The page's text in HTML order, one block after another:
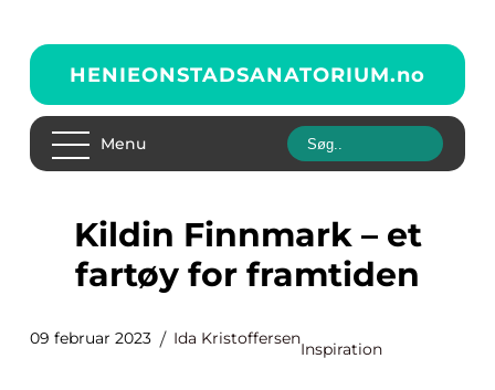
HENIEONSTADSANATORIUM.no
Menu
Kildin Finnmark – et
fartøy for framtiden
09 februar 2023 Ida Kristoffersen
Inspiration